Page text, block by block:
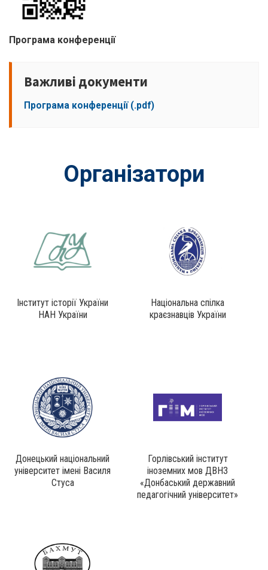
Програма конференції
Важливі документи
Програма конференції (.pdf)
Організатори
Інститут історії України
НАН України
Національна спілка
краєзнавців України
Донецький національний
університет імені Василя
Стуса
Горлівський інститут
іноземних мов ДВНЗ
«Донбаський державний
педагогічний університет»